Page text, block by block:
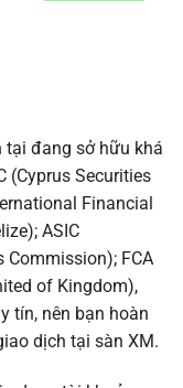
tại đang sở hữu khá
(Cyprus Securities
Financial
ASIC
Commission); FCA
of Kingdom),
tín, nên bạn hoàn
dịch tại sàn XM.